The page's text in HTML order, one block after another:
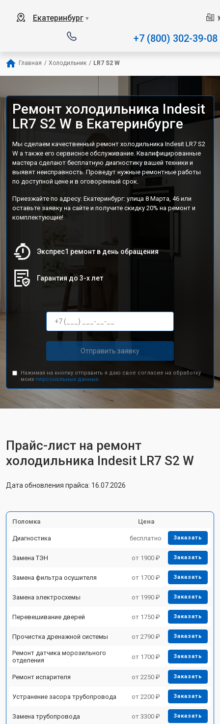
Екатеринбург ▼
+7 (800) 302-39-08
Главная / Холодильник / LR7 S2 W
Ремонт холодильника Indesit
LR7 S2 W в Екатеринбурге
Мы сделаем качественный ремонт холодильника Indesit LR7 S2
W а также его сервисное обслуживание. Квалифицированные
мастера сделают бесплатную диагностику вашей техники и
выявят неисправность. Проведут нужные ремонтные работы
по доступной цене и в оговоренный срок.
Приезжайте по адресу: Екатеринбург: улица 8 Марта, 46 или
оставьте заявку на сайте и получите скидку 20% на ремонт и
комплектующие!
Экспрес1 ремонт в день обращения
Гарантия до 3-х лет
Отправить заявку
Нажимая на кнопку отправить я даю свое согласие на обработку
моих персональных данных.
Прайс-лист на ремонт
холодильника Indesit LR7 S2 W
Дата обновления прайса: 16.07.2026
Поломка Цена
Диагностика бесплатно Заказать
Замена ТЭН от 1900 ₽ Заказать
Замена фильтра осушителя от 1700 ₽ Заказать
Замена электросхемы от 1990 ₽ Заказать
Перевешивание дверей от 1750 ₽ Заказать
Прочистка дренажной системы от 2790 ₽ Заказать
Ремонт датчика морозильного
отделения
от 1700 ₽ Заказать
Ремонт испарителя от 2250 ₽ Заказать
Устранение засора трубопровода от 2200 ₽ Заказать
Замена трубопровода от 3300 ₽ Заказать